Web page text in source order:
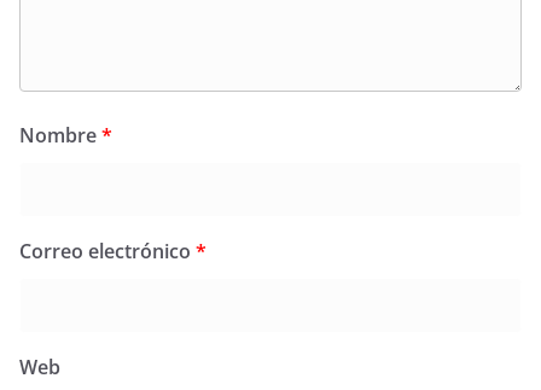
Nombre*
Correo electrónico *
Web